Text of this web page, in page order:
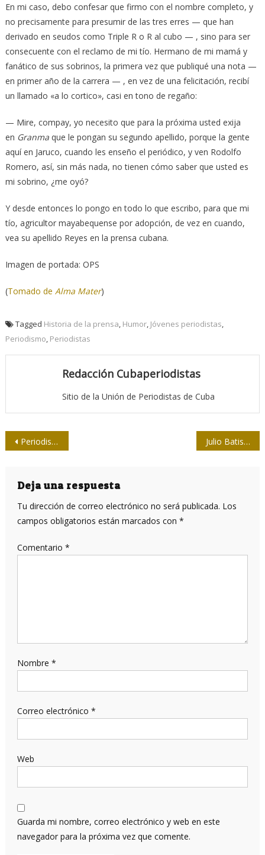
En mi caso, debo confesar que firmo con el nombre completo, y
no precisamente para presumir de las tres erres — que han
derivado en seudos como Triple R o R al cubo — , sino para ser
consecuente con el reclamo de mi tío. Hermano de mi mamá y
fanático de sus sobrinos, la primera vez que publiqué una nota —
en primer año de la carrera — , en vez de una felicitación, recibí
un llamado «a lo cortico», casi en tono de regaño:
— Mire, compay, yo necesito que para la próxima usted exija
en Granmaque le pongan su segundo apellido, porque la gente
aquí en Jaruco, cuando les enseño el periódico, y ven Rodolfo
Romero, así, sin más nada, no tienen cómo saber que usted es
mi sobrino, ¿me oyó?
Y desde entonces lo pongo en todo lo que escribo, para que mi
tío, agricultor mayabequense por adopción, de vez en cuando,
vea su apellido Reyes en la prensa cubana.
Imagen de portada: OPS
(Tomado de Alma Mater)
Tagged Historia de la prensa Humor, Jóvenes periodistas
Periodismo Periodistas
Redacción Cubaperiodistas
Sitio de la Unión de Periodistas de Cuba
Navegación
entradas
Periodismo cultural en Cuba: entre la perla y la hojarasca Julio Batista Delgado: “Demasiada virtud en un solo hombre”
Deja una respuesta
Tu dirección de correo electrónico no será publicada. Los
campos obligatorios están marcados con *
Comentario *
Nombre *
Correo electrónico *
Web
Guarda mi nombre, correo electrónico y web en este
navegador para la próxima vez que comente.